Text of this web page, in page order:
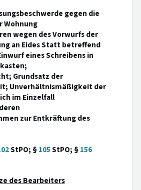
gegen die
Wohnung
wegen des Vorwurfs der
an Eides Statt betreffend
eines Schreibens in
Grundsatz der
Unverhältnismäßigkeit der
im Einzelfall
zur Entkräftung des
StPO; §105StPO; §156
des Bearbeiters